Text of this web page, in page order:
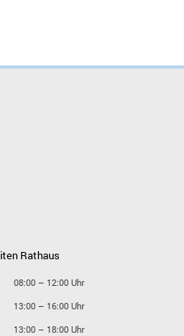
Rathaus
08:00 – 12:00 Uhr
13:00 – 16:00 Uhr
13:00 – 18:00 Uhr